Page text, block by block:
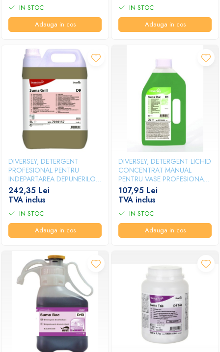
IN STOC
Adauga in cos
IN STOC
Adauga in cos
DIVERSEY, DETERGENT
PROFESIONAL PENTRU
INDEPARTAREA DEPUNERILOR
CARBONIZATE DIN
CUPTOARE SI GRATARE SUMA
GRILL D9, 5L
242,35 Lei
TVA inclus
IN STOC
Adauga in cos
DIVERSEY, DETERGENT LICHID
CONCENTRAT MANUAL
PENTRU VASE PROFESIONAL
SUMA STAR D1, 2L
107,95 Lei
TVA inclus
IN STOC
Adauga in cos